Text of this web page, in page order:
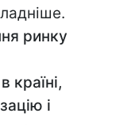
ринку
країні,
і